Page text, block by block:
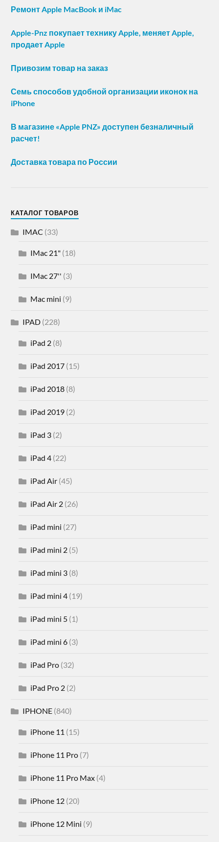
Ремонт Apple MacBook и iMac
Apple-Pnz покупает технику Apple, меняет Apple,
продает Apple
Привозим товар на заказ
Семь способов удобной организации иконок на
iPhone
В магазине «Apple PNZ» доступен безналичный
расчет!
Доставка товара по России
КАТАЛОГ ТОВАРОВ
IMAC (33)
IMac 21" (18)
IMac 27'' (3)
Mac mini (9)
IPAD (228)
iPad 2 (8)
iPad 2017 (15)
iPad 2018 (8)
iPad 2019 (2)
iPad 3 (2)
iPad 4 (22)
iPad Air (45)
iPad Air 2 (26)
iPad mini (27)
iPad mini 2 (5)
iPad mini 3 (8)
iPad mini 4 (19)
iPad mini 5 (1)
iPad mini 6 (3)
iPad Pro (32)
iPad Pro 2 (2)
IPHONE (840)
iPhone 11 (15)
iPhone 11 Pro (7)
iPhone 11 Pro Max (4)
iPhone 12 (20)
iPhone 12 Mini (9)